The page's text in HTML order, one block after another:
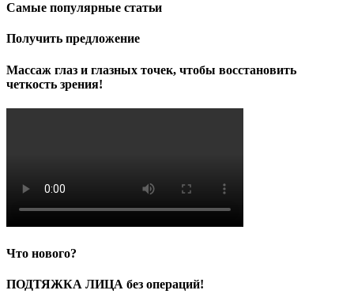
Самые популярные статьи
Получить предложение
Массаж глаз и глазных точек, чтобы восстановить
четкость зрения!
Что нового?
ПОДТЯЖКА ЛИЦА без операций!